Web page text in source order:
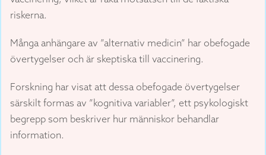
riskerna.
Många anhängare av ”alternativ medicin” har obefogade
övertygelser och är skeptiska till vaccinering.
Forskning har visat att dessa obefogade övertygelser
särskilt formas av ”kognitiva variabler”, ett psykologiskt
begrepp som beskriver hur människor behandlar
information.